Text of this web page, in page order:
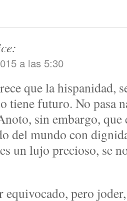
a las 5:30
que la hispanidad,
tiene futuro. No pasa
sin embargo, que
del mundo con
un lujo precioso, se
equivocado, pero